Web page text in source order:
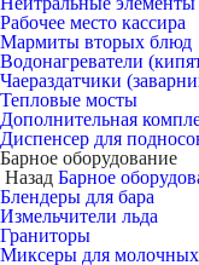
Рабочее место кассира
Мармиты вторых блюд
Водонагреватели
Чаераздатчики
Тепловые мосты
Дополнительная
Диспенсер для
Барное оборудование
Назад Барное
Блендеры для бара
Измельчители льда
Граниторы
Миксеры для молочных